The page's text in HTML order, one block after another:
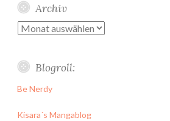
Archiv
Archiv
Blogroll:
Be Nerdy
Kisara´s Mangablog